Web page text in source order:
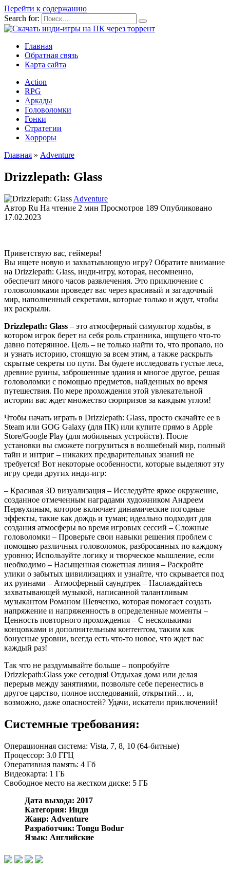
Перейти к содержанию
Search for:
Главная
Обратная связь
Карта сайта
Action
RPG
Аркады
Головоломки
Гонки
Стратегии
Хорроры
Главная » Adventure
Drizzlepath: Glass
Adventure
Автор Ru На чтение 2 мин Просмотров 189 Опубликовано
17.02.2023
Приветствую вас, геймеры!
Вы ищете новую и захватывающую игру? Обратите внимание
на Drizzlepath: Glass, инди-игру, которая, несомненно,
обеспечит много часов развлечения. Это приключение с
головоломками проведет вас через красивый и загадочный
мир, наполненный секретами, которые только и ждут, чтобы
их раскрыли.
Drizzlepath: Glass – это атмосферный симулятор ходьбы, в
котором игрок берет на себя роль странника, ищущего что-то
давно потерянное. Цель – не только найти то, что пропало, но
и узнать историю, стоящую за всем этим, а также раскрыть
скрытые секреты по пути. Вы будете исследовать густые леса,
древние руины, заброшенные здания и многое другое, решая
головоломки с помощью предметов, найденных во время
путешествия. По мере прохождения этой увлекательной
истории вас ждет множество сюрпризов за каждым углом!
Чтобы начать играть в Drizzlepath: Glass, просто скачайте ее в
Steam или GOG Galaxy (для ПК) или купите прямо в Apple
Store/Google Play (для мобильных устройств). После
установки вы сможете погрузиться в волшебный мир, полный
тайн и интриг – никаких предварительных знаний не
требуется! Вот некоторые особенности, которые выделяют эту
игру среди других инди-игр:
– Красивая 3D визуализация – Исследуйте яркое окружение,
созданное отмеченным наградами художником Андреем
Первухиным, которое включает динамические погодные
эффекты, такие как дождь и туман; идеально подходит для
создания атмосферы во время игровых сессий – Сложные
головоломки – Проверьте свои навыки решения проблем с
помощью различных головоломок, разбросанных по каждому
уровню; Используйте логику и творческое мышление, если
необходимо – Насыщенная сюжетная линия – Раскройте
улики о забытых цивилизациях и узнайте, что скрывается под
их руинами – Атмосферный саундтрек – Наслаждайтесь
захватывающей музыкой, написанной талантливым
музыкантом Романом Шевченко, которая помогает создать
напряжение и напряженность в определенные моменты –
Ценность повторного прохождения – С несколькими
концовками и дополнительным контентом, таким как
бонусные уровни, всегда есть что-то новое, что ждет вас
каждый раз!
Так что не раздумывайте больше – попробуйте
Drizzlepath:Glass уже сегодня! Отдыхая дома или делая
перерыв между занятиями, позвольте себе перенестись в
другое царство, полное исследований, открытий… и,
возможно, даже опасностей? Удачи, искатели приключений!
Системные требования:
Операционная система: Vista, 7, 8, 10 (64-битные)
Процессор: 3.0 ГГЦ
Оперативная память: 4 Гб
Видеокарта: 1 ГБ
Свободное место на жестком диске: 5 ГБ
Дата выхода: 2017
Категория: Инди
Жанр: Adventure
Разработчик: Tongu Bodur
Язык: Английские